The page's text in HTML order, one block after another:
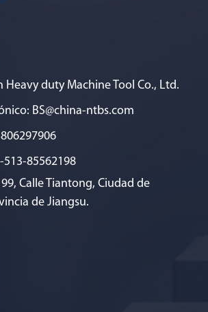
Heavy duty Machine Tool Co., Ltd.
BS@china-ntbs.com
85562198
Calle Tiantong, Ciudad de
de Jiangsu.